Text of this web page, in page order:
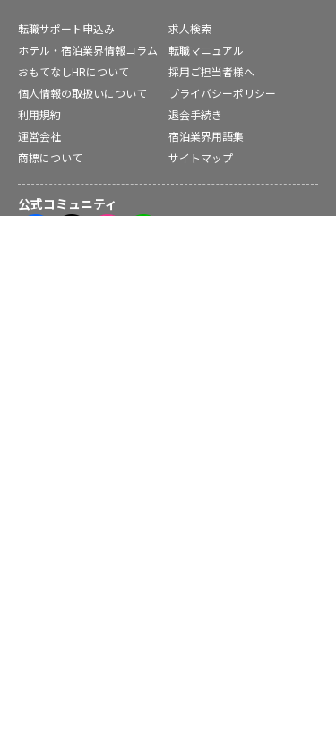
転職サポート申込み
求人検索
ホテル・宿泊業界情報コラム
転職マニュアル
おもてなしHRについて
採用ご担当者様へ
個人情報の取扱いについて
プライバシーポリシー
利用規約
退会手続き
運営会社
宿泊業界用語集
商標について
サイトマップ
公式コミュニティ